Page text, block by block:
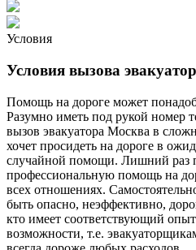
Условия
Условия вызова
Помощь на дороге может
Разумно иметь под рукой номер
вызов эвакуатора Москва в
хочет просидеть на дороге в
случайной помощи. Лишний раз
профессиональную помощь на
всех отношениях.
быть опасно, неэффективно,
кто имеет соответствующий
возможности, т.е.